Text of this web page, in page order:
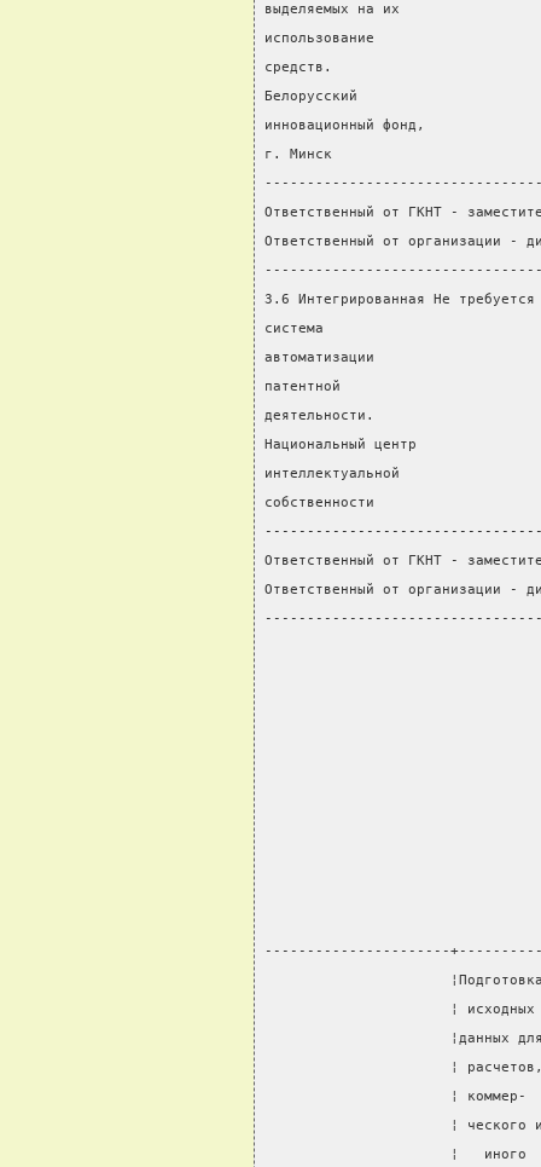
выделяемых на их
использование
средств.
Белорусский
инновационный фонд,
г. Минск
Ответственный от ГКНТ -
Ответственный от организации -
3.6 Интегрированная Не
система
автоматизации
патентной
деятельности.
Национальный центр
интеллектуальной
собственности
Ответственный от ГКНТ -
Ответственный от организации -
----------------------
¦
¦данных
¦
¦ коммер-
¦ ческого
¦   иного